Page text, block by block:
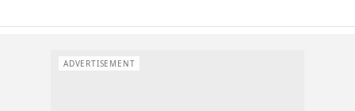
ADVERTISEMENT